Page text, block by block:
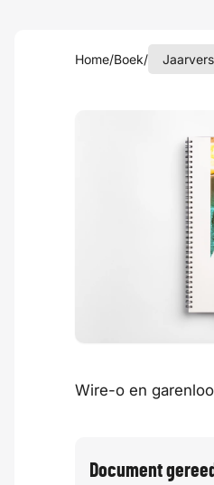
Home/Boek/
Wire-o en
Document